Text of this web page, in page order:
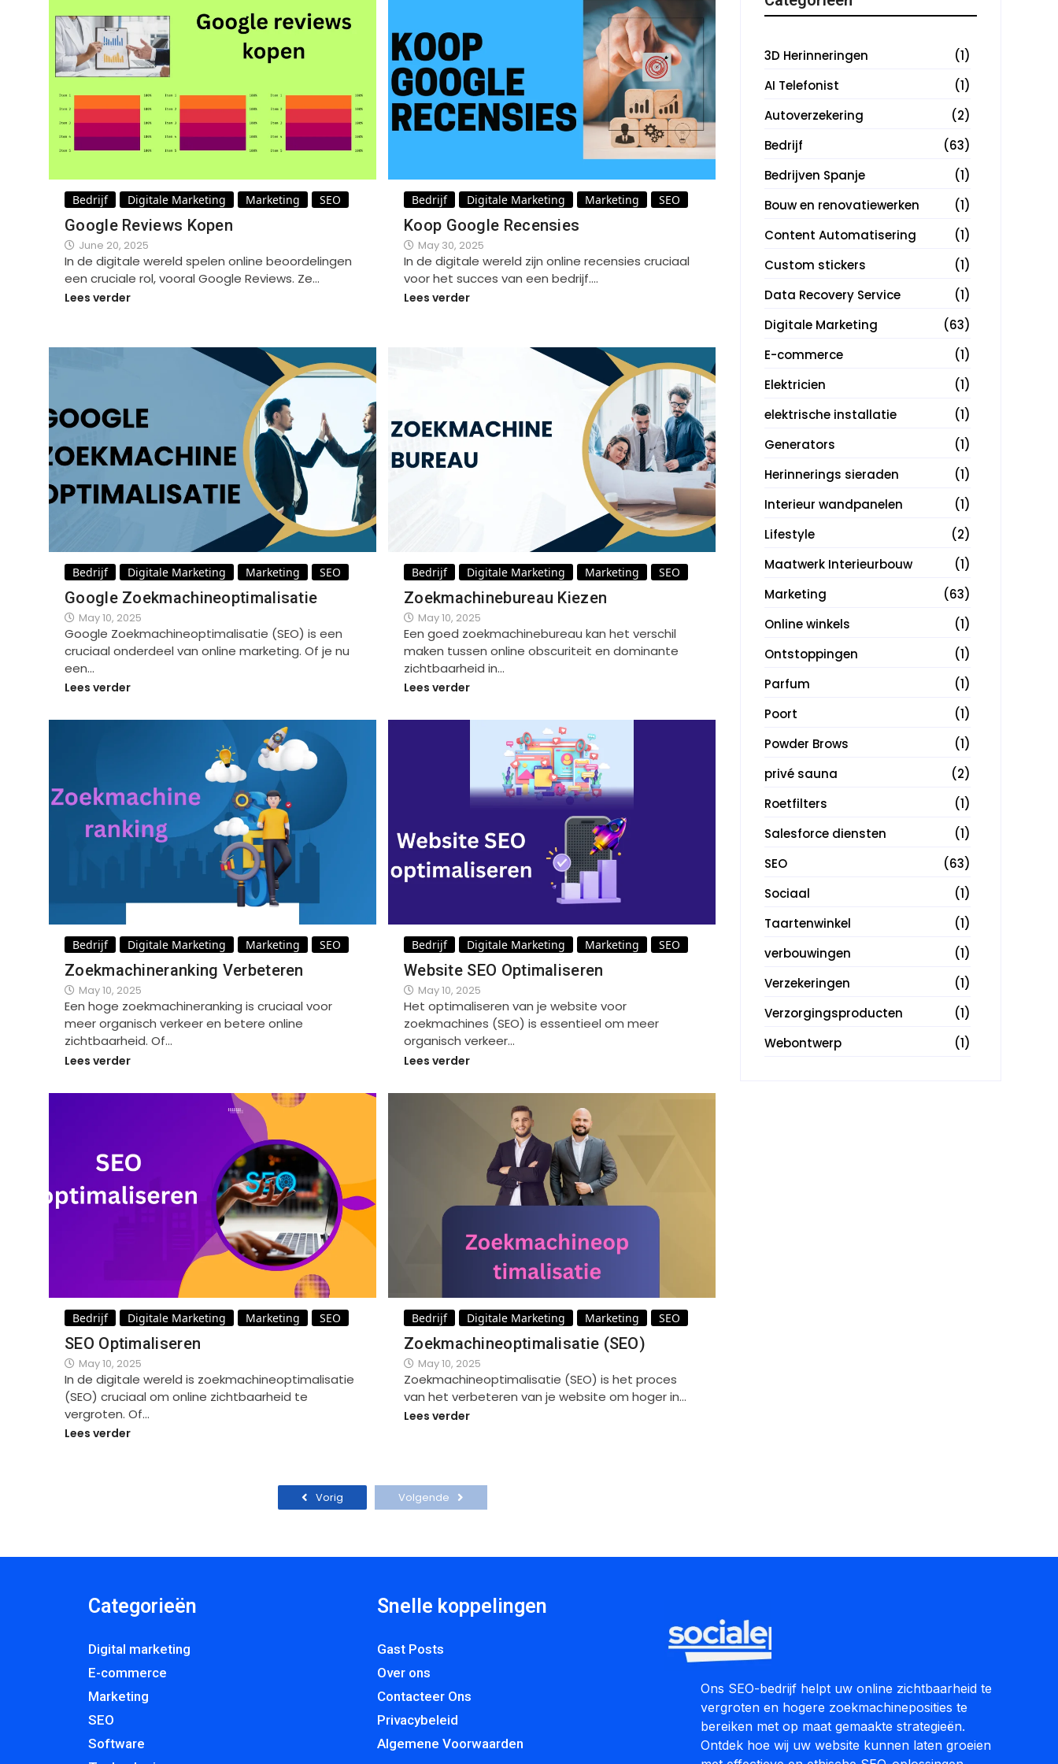
Bedrijf Digitale Marketing Marketing SEO
Google Reviews Kopen
June 20, 2025
In de digitale wereld spelen online beoordelingen
een cruciale rol, vooral Google Reviews. Ze…
Lees verder
Bedrijf Digitale Marketing Marketing SEO
Koop Google Recensies
May 30, 2025
In de digitale wereld zijn online recensies cruciaal
voor het succes van een bedrijf.…
Lees verder
Bedrijf Digitale Marketing Marketing SEO
Google Zoekmachineoptimalisatie
May 10, 2025
Google Zoekmachineoptimalisatie (SEO) is een
cruciaal onderdeel van online marketing. Of je nu
een…
Lees verder
Bedrijf Digitale Marketing Marketing SEO
Zoekmachinebureau Kiezen
May 10, 2025
Een goed zoekmachinebureau kan het verschil
maken tussen online obscuriteit en dominante
zichtbaarheid in…
Lees verder
Bedrijf Digitale Marketing Marketing SEO
Zoekmachineranking Verbeteren
May 10, 2025
Een hoge zoekmachineranking is cruciaal voor
meer organisch verkeer en betere online
zichtbaarheid. Of…
Lees verder
Bedrijf Digitale Marketing Marketing SEO
Website SEO Optimaliseren
May 10, 2025
Het optimaliseren van je website voor
zoekmachines (SEO) is essentieel om meer
organisch verkeer…
Lees verder
Bedrijf Digitale Marketing Marketing SEO
SEO Optimaliseren
May 10, 2025
In de digitale wereld is zoekmachineoptimalisatie
(SEO) cruciaal om online zichtbaarheid te
vergroten. Of…
Lees verder
Bedrijf Digitale Marketing Marketing SEO
Zoekmachineoptimalisatie (SEO)
May 10, 2025
Zoekmachineoptimalisatie (SEO) is het proces
van het verbeteren van je website om hoger in…
Lees verder
Vorig Volgende
3D Herinneringen
(1)
AI Telefonist
(1)
Autoverzekering
(2)
Bedrijf
(63)
Bedrijven Spanje
(1)
Bouw en renovatiewerken
(1)
Content Automatisering
(1)
Custom stickers
(1)
Data Recovery Service
(1)
Digitale Marketing
(63)
E-commerce
(1)
Elektricien
(1)
elektrische installatie
(1)
Generators
(1)
Herinnerings sieraden
(1)
Interieur wandpanelen
(1)
Lifestyle
(2)
Maatwerk Interieurbouw
(1)
Marketing
(63)
Online winkels
(1)
Ontstoppingen
(1)
Parfum
(1)
Poort
(1)
Powder Brows
(1)
privé sauna
(2)
Roetfilters
(1)
Salesforce diensten
(1)
SEO
(63)
Sociaal
(1)
Taartenwinkel
(1)
verbouwingen
(1)
Verzekeringen
(1)
Verzorgingsproducten
(1)
Webontwerp
(1)
Categorieën
Digital marketing
E-commerce
Marketing
SEO
Software
Snelle koppelingen
Gast Posts
Over ons
Contacteer Ons
Privacybeleid
Algemene Voorwaarden
Ons SEO-bedrijf helpt uw online zichtbaarheid te
vergroten en hogere zoekmachineposities te
bereiken met op maat gemaakte strategieën.
Ontdek hoe wij uw website kunnen laten groeien